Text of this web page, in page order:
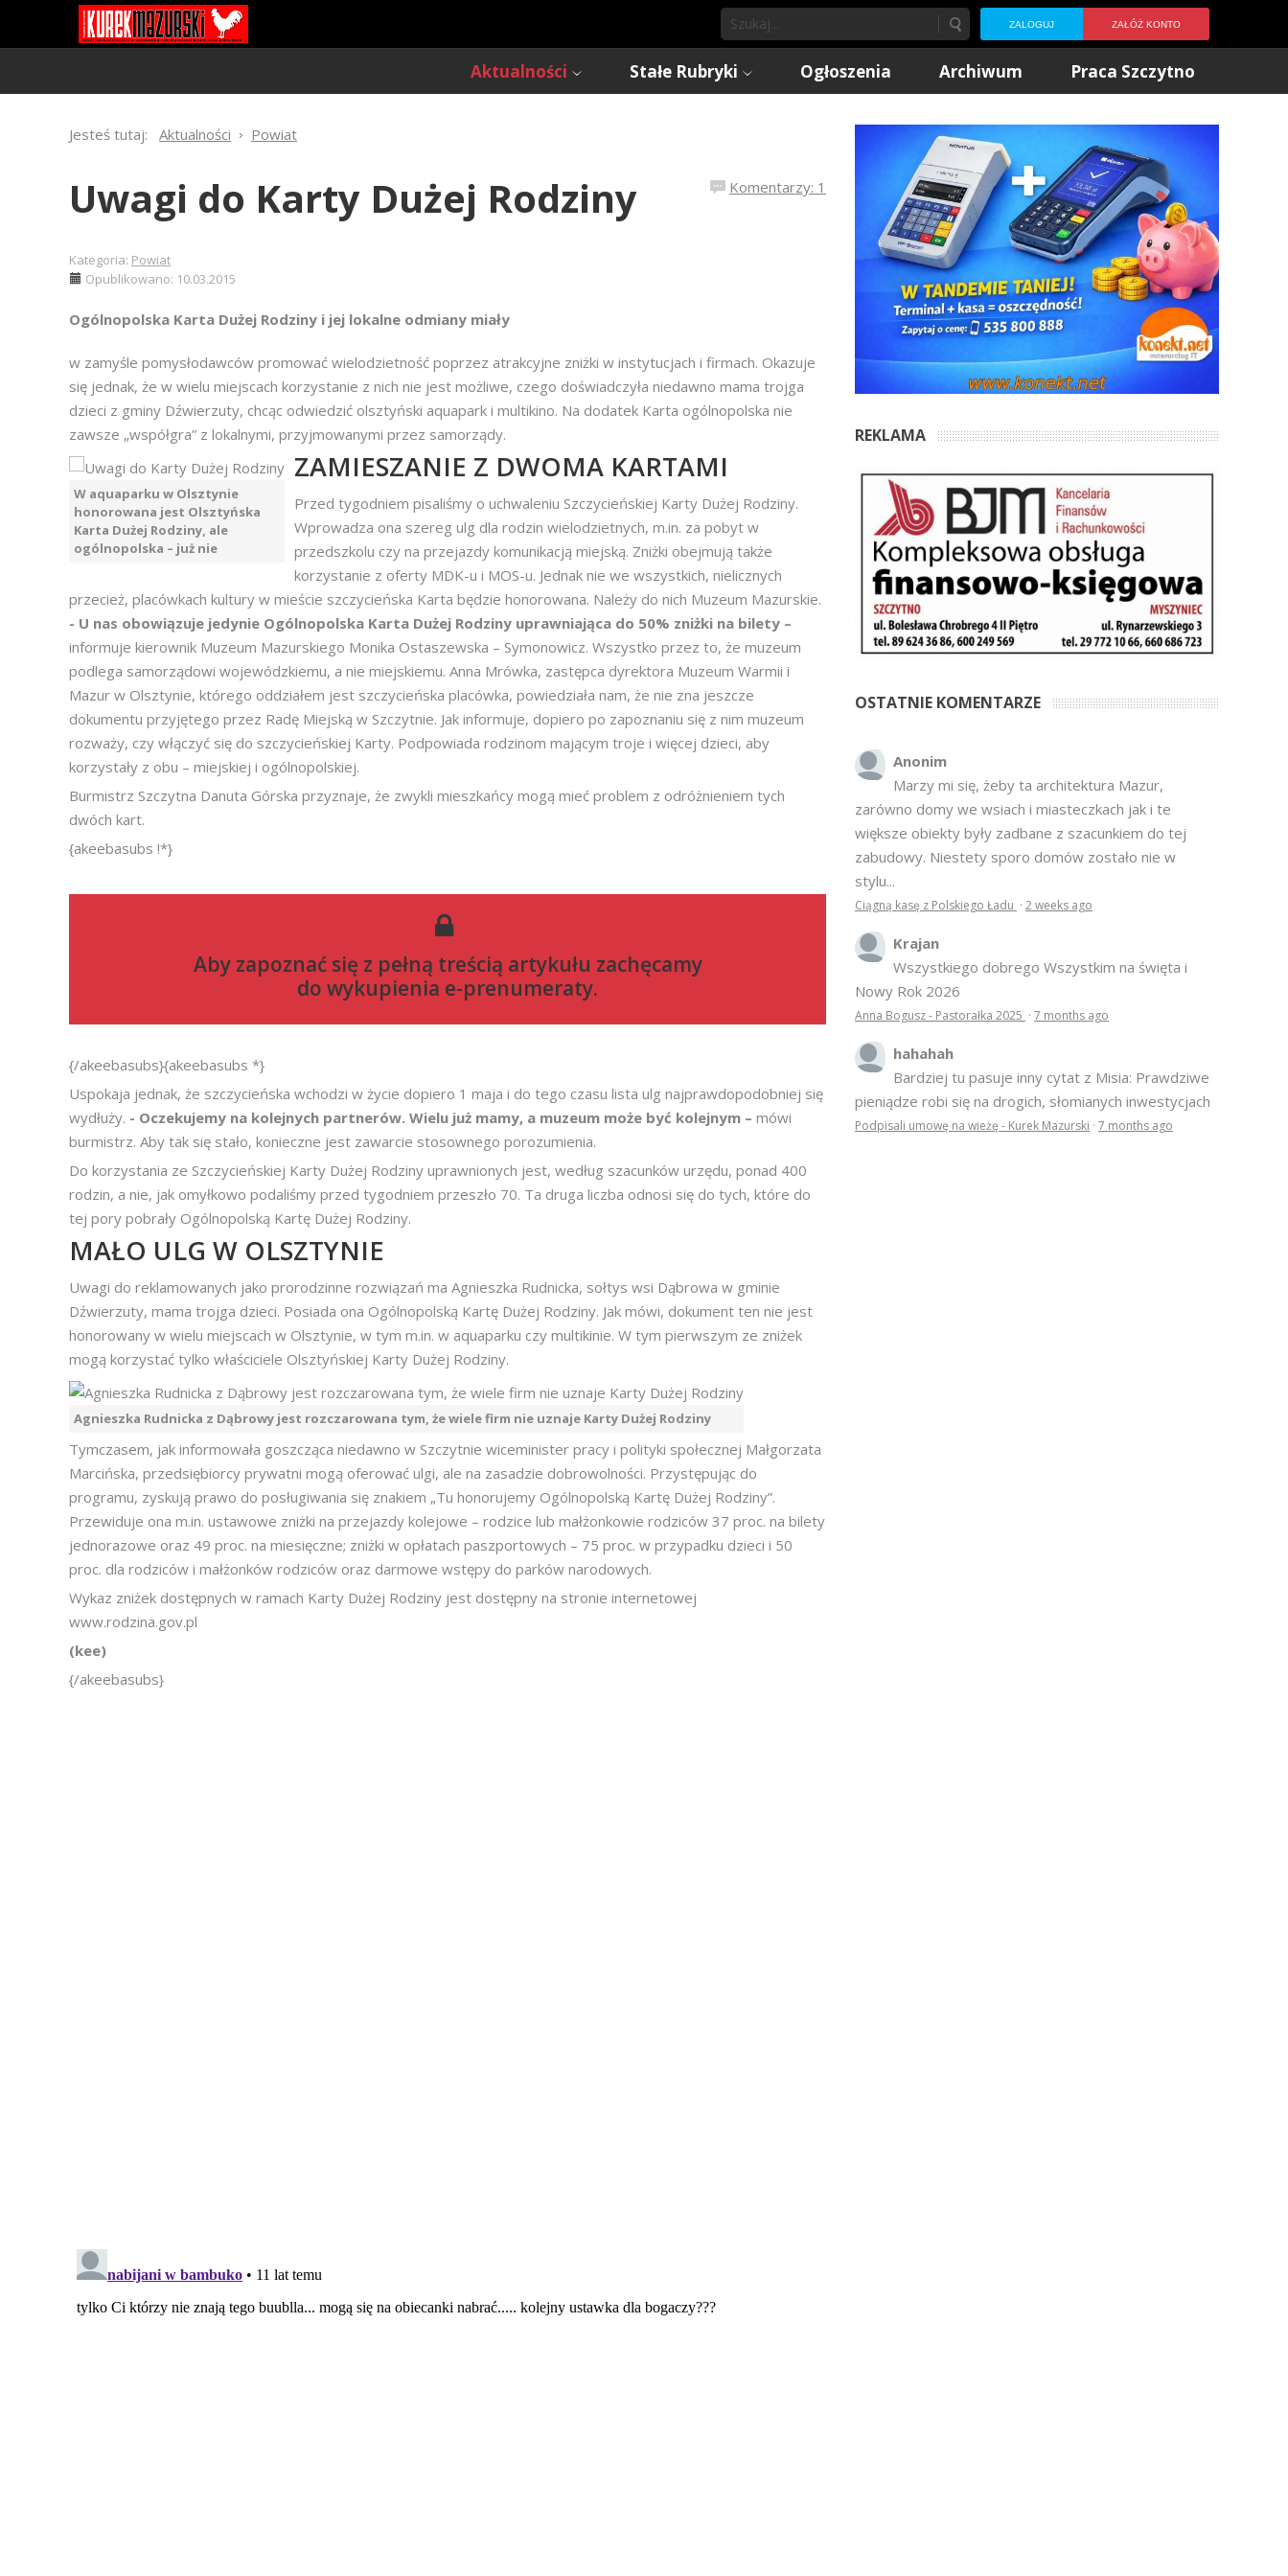
ZALOGUJ ZAŁÓŻ KONTO
Aktualności Stałe Rubryki Ogłoszenia Archiwum Praca Szczytno
Jesteś tutaj: Aktualności Powiat
Komentarzy: 1
Uwagi do Karty Dużej Rodziny
Kategoria: Powiat
Opublikowano: 10.03.2015
Ogólnopolska Karta Dużej Rodziny i jej lokalne odmiany miały
w zamyśle pomysłodawców promować wielodzietność poprzez atrakcyjne zniżki w instytucjach i firmach. Okazuje
się jednak, że w wielu miejscach korzystanie z nich nie jest możliwe, czego doświadczyła niedawno mama trojga
dzieci z gminy Dźwierzuty, chcąc odwiedzić olsztyński aquapark i multikino. Na dodatek Karta ogólnopolska nie
zawsze „współgra” z lokalnymi, przyjmowanymi przez samorządy.
W aquaparku w Olsztynie
honorowana jest Olsztyńska
Karta Dużej Rodziny, ale
ogólnopolska – już nie
ZAMIESZANIE Z DWOMA KARTAMI
Przed tygodniem pisaliśmy o uchwaleniu Szczycieńskiej Karty Dużej Rodziny.
Wprowadza ona szereg ulg dla rodzin wielodzietnych, m.in. za pobyt w
przedszkolu czy na przejazdy komunikacją miejską. Zniżki obejmują także
korzystanie z oferty MDK-u i MOS-u. Jednak nie we wszystkich, nielicznych
przecież, placówkach kultury w mieście szczycieńska Karta będzie honorowana. Należy do nich Muzeum Mazurskie.
- U nas obowiązuje jedynie Ogólnopolska Karta Dużej Rodziny uprawniająca do 50% zniżki na bilety –
informuje kierownik Muzeum Mazurskiego Monika Ostaszewska – Symonowicz. Wszystko przez to, że muzeum
podlega samorządowi wojewódzkiemu, a nie miejskiemu. Anna Mrówka, zastępca dyrektora Muzeum Warmii i
Mazur w Olsztynie, którego oddziałem jest szczycieńska placówka, powiedziała nam, że nie zna jeszcze
dokumentu przyjętego przez Radę Miejską w Szczytnie. Jak informuje, dopiero po zapoznaniu się z nim muzeum
rozważy, czy włączyć się do szczycieńskiej Karty. Podpowiada rodzinom mającym troje i więcej dzieci, aby
korzystały z obu – miejskiej i ogólnopolskiej.
Burmistrz Szczytna Danuta Górska przyznaje, że zwykli mieszkańcy mogą mieć problem z odróżnieniem tych
dwóch kart.
{akeebasubs !*}
Aby zapoznać się z pełną treścią artykułu zachęcamy
do wykupienia e-prenumeraty.
{/akeebasubs}{akeebasubs *}
Uspokaja jednak, że szczycieńska wchodzi w życie dopiero 1 maja i do tego czasu lista ulg najprawdopodobniej się
wydłuży. - Oczekujemy na kolejnych partnerów. Wielu już mamy, a muzeum może być kolejnym – mówi
burmistrz. Aby tak się stało, konieczne jest zawarcie stosownego porozumienia.
Do korzystania ze Szczycieńskiej Karty Dużej Rodziny uprawnionych jest, według szacunków urzędu, ponad 400
rodzin, a nie, jak omyłkowo podaliśmy przed tygodniem przeszło 70. Ta druga liczba odnosi się do tych, które do
tej pory pobrały Ogólnopolską Kartę Dużej Rodziny.
MAŁO ULG W OLSZTYNIE
Uwagi do reklamowanych jako prorodzinne rozwiązań ma Agnieszka Rudnicka, sołtys wsi Dąbrowa w gminie
Dźwierzuty, mama trojga dzieci. Posiada ona Ogólnopolską Kartę Dużej Rodziny. Jak mówi, dokument ten nie jest
honorowany w wielu miejscach w Olsztynie, w tym m.in. w aquaparku czy multikinie. W tym pierwszym ze zniżek
mogą korzystać tylko właściciele Olsztyńskiej Karty Dużej Rodziny.
Agnieszka Rudnicka z Dąbrowy jest rozczarowana tym, że wiele firm nie uznaje Karty Dużej Rodziny
Tymczasem, jak informowała goszcząca niedawno w Szczytnie wiceminister pracy i polityki społecznej Małgorzata
Marcińska, przedsiębiorcy prywatni mogą oferować ulgi, ale na zasadzie dobrowolności. Przystępując do
programu, zyskują prawo do posługiwania się znakiem „Tu honorujemy Ogólnopolską Kartę Dużej Rodziny”.
Przewiduje ona m.in. ustawowe zniżki na przejazdy kolejowe – rodzice lub małżonkowie rodziców 37 proc. na bilety
jednorazowe oraz 49 proc. na miesięczne; zniżki w opłatach paszportowych – 75 proc. w przypadku dzieci i 50
proc. dla rodziców i małżonków rodziców oraz darmowe wstępy do parków narodowych.
Wykaz zniżek dostępnych w ramach Karty Dużej Rodziny jest dostępny na stronie internetowej
www.rodzina.gov.pl
(kee)
{/akeebasubs}
REKLAMA
Anonim
Marzy mi się, żeby ta architektura Mazur,
zarówno domy we wsiach i miasteczkach jak i te
większe obiekty były zadbane z szacunkiem do tej
zabudowy. Niestety sporo domów zostało nie w
stylu...
Ciągną kasę z Polskiego Ładu
Krajan
Wszystkiego dobrego Wszystkim na święta i
Nowy Rok 2026
Anna Bogusz - Pastorałka 2025
hahahah
Bardziej tu pasuje inny cytat z Misia: Prawdziwe
pieniądze robi się na drogich, słomianych inwestycjach